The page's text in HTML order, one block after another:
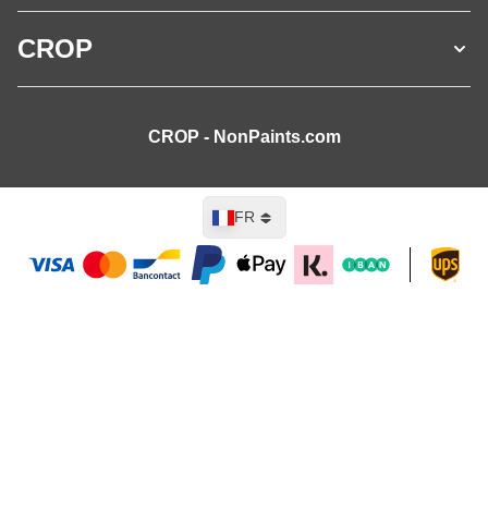
CROP
CROP - NonPaints.com
Langue
FR